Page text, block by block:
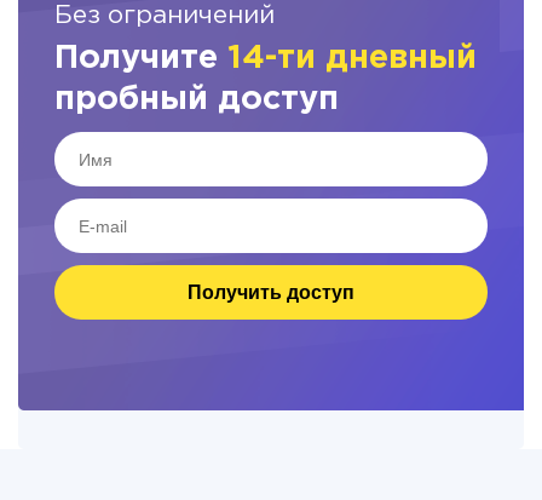
Без ограничений
Получите 14-ти дневный
пробный доступ
Получить доступ